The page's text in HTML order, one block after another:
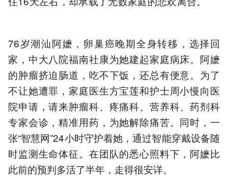
76岁潮汕阿嬷，卵巢癌晚期全身转移，选择回
家，中大八院福南社康为她建起家庭病床。阿嬷
的肿瘤挤迫肠道，吃不下饭，还总有便意。为了
不让她遭罪，家庭医生方宝莲和护士周小慢向医
院申请，请来肿瘤科、疼痛科、营养科、药剂科
专家会诊，精准用药，为她解除痛苦。同时，一
张“智慧网”24小时守护着她，通过智能穿戴设备随
时监测生命体征。在团队的悉心照料下，阿嬷比
此前的预判多活了半年，走得很安详。